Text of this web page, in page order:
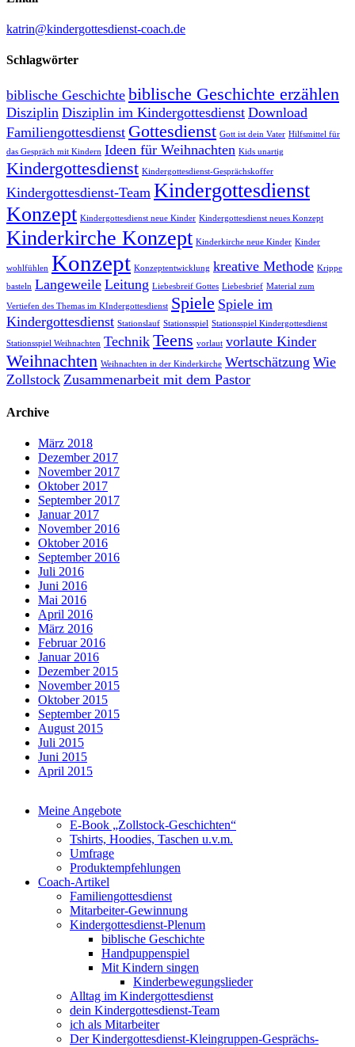
katrin@kindergottesdienst-coach.de
Schlagwörter
biblische Geschichte biblische Geschichte erzählen
Disziplin Disziplin im Kindergottesdienst Download
Familiengottesdienst Gottesdienst Gott ist dein Vater Hilfsmittel für
das Gespräch mit Kindern Ideen für Weihnachten Kids unartig
Kindergottesdienst Kindergottesdienst-Gesprächskoffer
Kindergottesdienst-Team Kindergottesdienst
Konzept Kindergottesdienst neue Kinder Kindergottesdienst neues Konzept
Kinderkirche Konzept Kinderkirche neue Kinder Kinder
wohlfühlen Konzept Konzeptentwicklung kreative Methode Krippe
basteln Langeweile Leitung Liebesbreif Gottes Liebesbrief Material zum
Vertiefen des Themas im KIndergottesdienst Spiele Spiele im
Kindergottesdienst Stationslauf Stationsspiel Stationsspiel Kindergottesdienst
Stationsspiel Weihnachten Technik Teens vorlaut vorlaute Kinder
Weihnachten Weihnachten in der Kinderkirche Wertschätzung Wie
Zollstock Zusammenarbeit mit dem Pastor
Archive
März 2018
Dezember 2017
November 2017
Oktober 2017
September 2017
Januar 2017
November 2016
Oktober 2016
September 2016
Juli 2016
Juni 2016
Mai 2016
April 2016
März 2016
Februar 2016
Januar 2016
Dezember 2015
November 2015
Oktober 2015
September 2015
August 2015
Juli 2015
Juni 2015
April 2015
Meine Angebote
E-Book „Zollstock-Geschichten“
Tshirts, Hoodies, Taschen u.v.m.
Umfrage
Produktempfehlungen
Coach-Artikel
Familiengottesdienst
Mitarbeiter-Gewinnung
Kindergottesdienst-Plenum
biblische Geschichte
Handpuppenspiel
Mit Kindern singen
Kinderbewegungslieder
Alltag im Kindergottesdienst
dein Kindergottesdienst-Team
ich als Mitarbeiter
Der Kindergottesdienst-Kleingruppen-Gesprächs-